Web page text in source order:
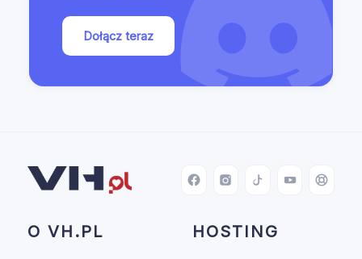
Dołącz teraz
FacebookInstagram
TikTokYouTube
O VH.PL HOSTING